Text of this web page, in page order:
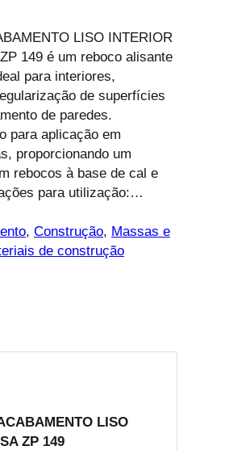
LISO INTERIOR
149 é um reboco alisante
para interiores,
de superfícies
de paredes.
para aplicação em
proporcionando um
rebocos à base de cal e
para utilização:…
, Construção, Massas e
de construção
LISO
ZP 149